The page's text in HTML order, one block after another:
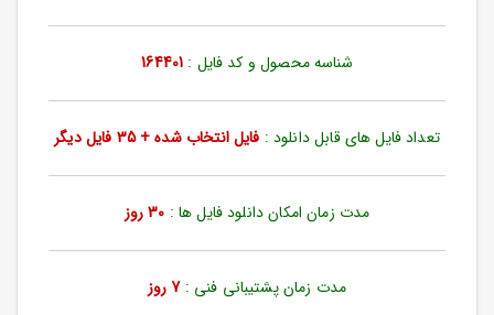
ورود
به
شناسه محصول و کد فایل : 164401
تعداد فایل های قابل دانلود : فایل انتخاب شده + 35 فایل دیگر
مدت زمان امکان دانلود فایل ها : 30 روز
مدت زمان پشتیبانی فنی :7 روز